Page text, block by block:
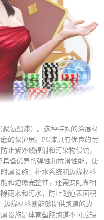
氨酯漆）。这种特殊的涂层材
的保护层。PU漆具有优良的耐
止紫外线辐射和污染物侵蚀，
备优异的弹性和抗滑性能，使
属设施：排水系统和边缘材料
和边缘完整性，还需要配备相
雨水和污水，防止跑道表面积
边缘材料则能够提供跑道的边
设施是体育塑胶跑道不可或缺